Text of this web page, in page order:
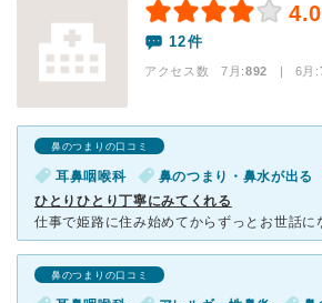
12件
アクセス数 7月:892 | 6月:
鼻のつまりの口コミ
耳鼻咽喉科 鼻のつまり・鼻水が出る
ひとりひとり丁寧にみてくれる
鼻のつまりの口コミ